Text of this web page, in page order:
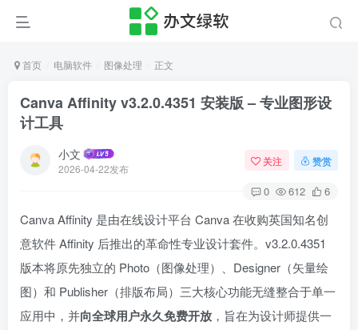
首页 电脑软件 图像处理 正文
Canva Affinity v3.2.0.4351 安装版 – 专业图形设
计工具
小文
2026-04-22发布
关注 赞赏
0 612 6
Canva Affinity 是由在线设计平台 Canva 在收购英国知名创
意软件 Affinity 后推出的革命性专业设计套件。v3.2.0.4351
版本将原先独立的 Photo（图像处理）、Designer（矢量绘
图）和 Publisher（排版布局）三大核心功能无缝整合于单一
应用中，并向全球用户永久免费开放 ，旨在为设计师提供一